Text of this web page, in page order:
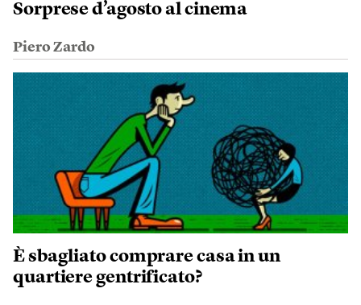
Sorprese d’agosto al cinema
Piero Zardo
È sbagliato comprare casa in un
quartiere gentrificato?